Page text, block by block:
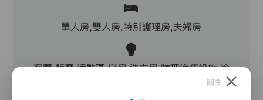
單人房,雙人房,特別護理房,夫婦房
客廳,飯廳,活動區,廚房,洗衣房,物理治療設施,冷
關閉